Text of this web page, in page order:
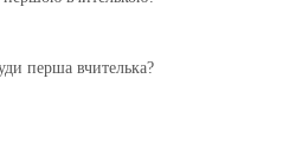
перша вчителька?